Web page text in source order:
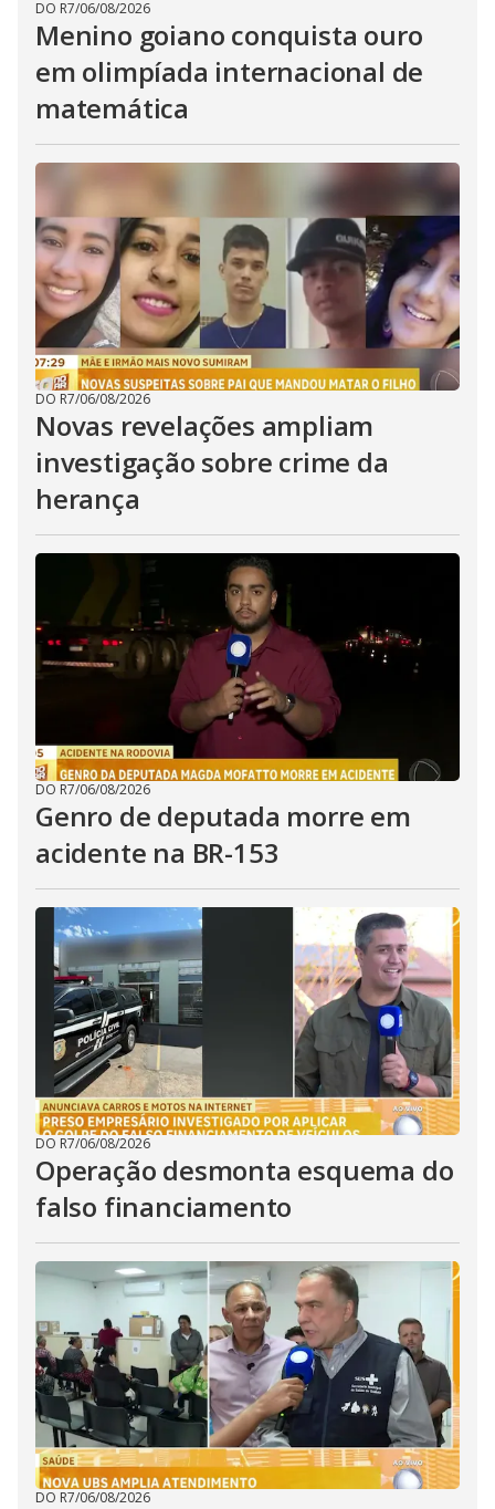
DO R7/06/08/2026
Menino goiano conquista ouro
em olimpíada internacional de
matemática
DO R7/06/08/2026
Novas revelações ampliam
investigação sobre crime da
herança
DO R7/06/08/2026
Genro de deputada morre em
acidente na BR-153
DO R7/06/08/2026
Operação desmonta esquema do
falso financiamento
DO R7/06/08/2026